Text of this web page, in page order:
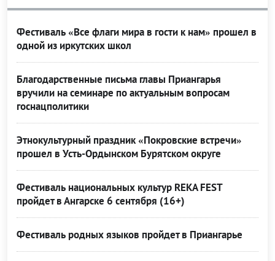
Фестиваль «Все флаги мира в гости к нам» прошел в
одной из иркутских школ
Благодарственные письма главы Приангарья
вручили на семинаре по актуальным вопросам
госнацполитики
Этнокультурный праздник «Покровские встречи»
прошел в Усть-Ордынском Бурятском округе
Фестиваль национальных культур REKA FEST
пройдет в Ангарске 6 сентября (16+)
Фестиваль родных языков пройдет в Приангарье